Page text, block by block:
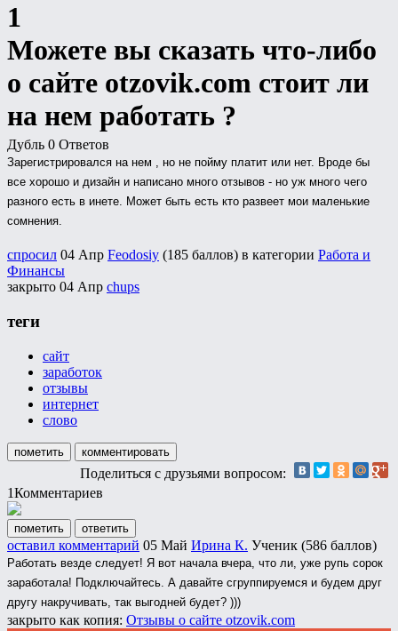
1
Можете вы сказать что-либо
о сайте otzovik.com стоит ли
на нем работать ?
Дубль 0 Ответов
Зарегистрировался на нем , но не пойму платит или нет. Вроде бы
все хорошо и дизайн и написано много отзывов - но уж много чего
разного есть в инете. Может быть есть кто развеет мои маленькие
сомнения.
спросил 04 Апр Feodosiy (185 баллов) в категории Работа и
Финансы
закрыто 04 Апр chups
теги
сайт
заработок
отзывы
интернет
слово
пометить комментировать
Поделиться с друзьями вопросом:
1Комментариев
пометить ответить
оставил комментарий 05 Май Ирина К. Ученик (586 баллов)
Работать везде следует! Я вот начала вчера, что ли, уже рупь сорок
заработала! Подключайтесь. А давайте сгруппируемся и будем друг
другу накручивать, так выгодней будет? )))
закрыто как копия: Отзывы о сайте otzovik.com